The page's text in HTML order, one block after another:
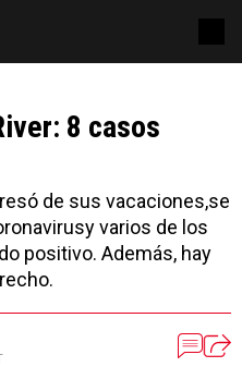
8 casos
de sus vacaciones,se
varios de los
positivo. Además, hay